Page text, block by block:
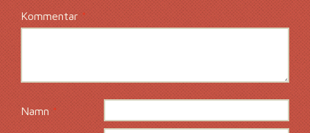
Kommentar*
Namn *